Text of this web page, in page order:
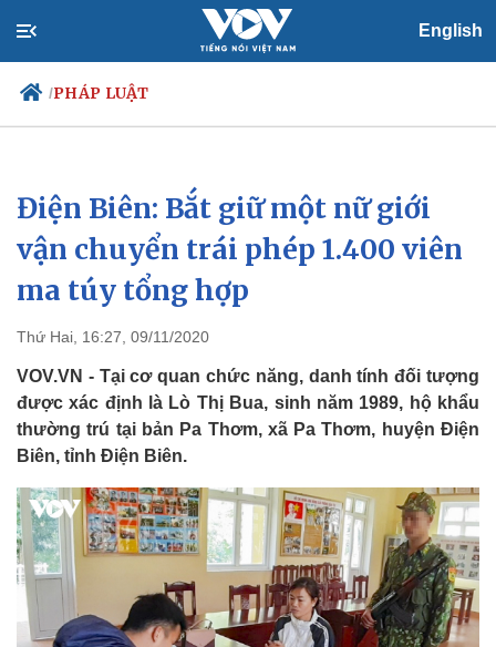
English
/PHÁP LUẬT
Chính trị
Đảng
Tổ chức nhân sự
Quốc hội
Nhận diện sự thật
Xã hội
Tin 24h
Dự báo thời tiết
Điện Biên: Bắt giữ một nữ giới
vận chuyển trái phép 1.400 viên
ma túy tổng hợp
Thứ Hai, 16:27, 09/11/2020
VOV.VN - Tại cơ quan chức năng, danh tính đối tượng
được xác định là Lò Thị Bua, sinh năm 1989, hộ khẩu
thường trú tại bản Pa Thơm, xã Pa Thơm, huyện Điện
Biên, tỉnh Điện Biên.